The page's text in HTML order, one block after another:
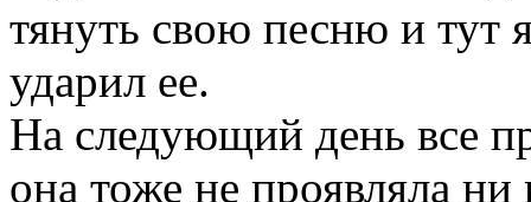
тянуть свою песню и тут
ударил ее.
На следующий день все
она тоже не проявляла